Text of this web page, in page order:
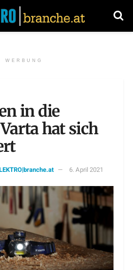
WERBUNG
in die
hat sich
6. April 2021